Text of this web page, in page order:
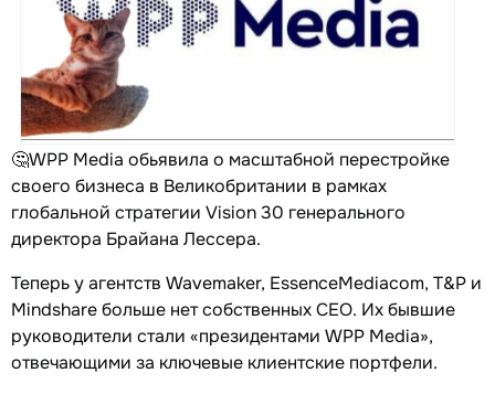
🤔WPP Media обьявила о масштабной перестройке
своего бизнеса в Великобритании в рамках
глобальной стратегии Vision 30 генерального
директора Брайана Лессера.
Теперь у агентств Wavemaker, EssenceMediacom, T&P и
Mindshare больше нет собственных CEO. Их бывшие
руководители стали «президентами WPP Media»,
отвечающими за ключевые клиентские портфели.